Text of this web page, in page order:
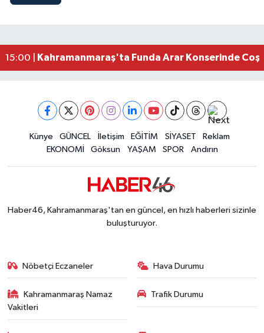
15:00 |
Kahramanmaraş'ta Funda Arar Konserinde
11:18 |Kahramanmaraş Depreminin Etkisi Bitmedi?
Gaziantep Nurdağı'nda 4.5 Büyüklüğünde
Künye GÜNCEL İletişim EĞİTİM SİYASET
Reklam
EKONOMİ
Göksun YAŞAM SPOR Andırın
Haber46, Kahramanmaraş'tan en güncel, en hızlı haberleri sizinle
buluşturuyor.
Nöbetçi Eczaneler Hava Durumu
Kahramanmaraş Namaz
Vakitleri
Trafik Durumu